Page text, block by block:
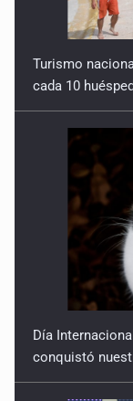
Turismo
cada 10
Día
conquistó